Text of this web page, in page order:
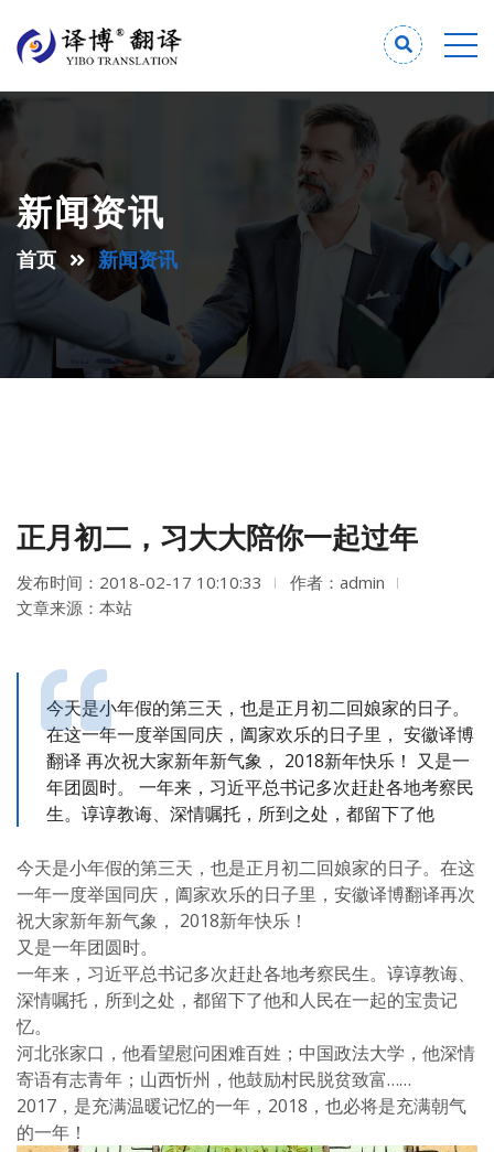
新闻资讯
首页 新闻资讯
正月初二，习大大陪你一起过年
发布时间：2018-02-17 10:10:33
作者：admin
文章来源：本站
今天是小年假的第三天，也是正月初二回娘家的日子。
在这一年一度举国同庆，阖家欢乐的日子里， 安徽译博
翻译 再次祝大家新年新气象， 2018新年快乐！ 又是一
年团圆时。 一年来，习近平总书记多次赶赴各地考察民
生。谆谆教诲、深情嘱托，所到之处，都留下了他
今天是小年假的第三天，也是正月初二回娘家的日子。在这
一年一度举国同庆，阖家欢乐的日子里， 安徽译博翻译再次
祝大家新年新气象， 2018新年快乐！
又是一年团圆时。
一年来，习近平总书记多次赶赴各地考察民生。谆谆教诲、
深情嘱托，所到之处，都留下了他和人民在一起的宝贵记
忆。
河北张家口，他看望慰问困难百姓；中国政法大学，他深情
寄语有志青年；山西忻州，他鼓励村民脱贫致富……
2017，是充满温暖记忆的一年，2018，也必将是充满朝气
的一年！